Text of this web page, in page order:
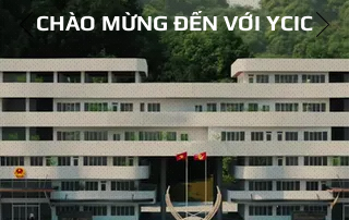
CHÀO MỪNG ĐẾN VỚI YCIC